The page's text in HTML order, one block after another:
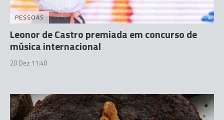
PESSOAS
Leonor de Castro premiada em concurso de
música internacional
20 Dez 11:40